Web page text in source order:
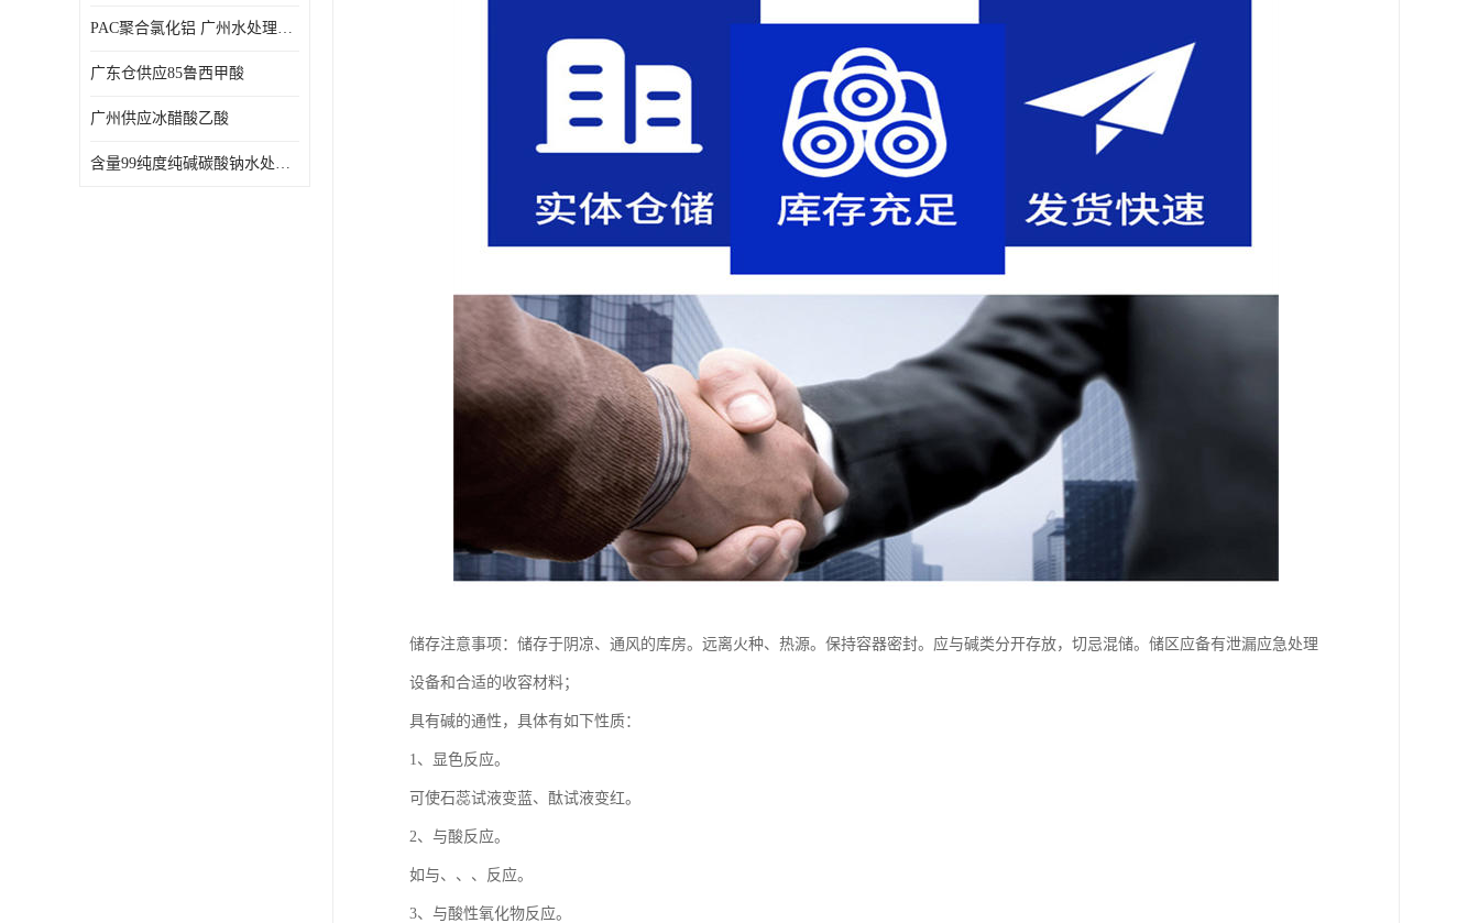
PAC聚合氯化铝 广州水处理药剂聚合氯化铝PAC 工业污水废水城镇生活污水的净化处理
广东仓供应85鲁西甲酸
广州供应冰醋酸乙酸
含量99纯度纯碱碳酸钠水处理剂
储存注意事项：储存于阴凉、通风的库房。远离火种、热源。保持容器密封。应与碱类分开存放，切忌混储。储区应备有泄漏应急处理
设备和合适的收容材料；
具有碱的通性，具体有如下性质：
1、显色反应。
可使石蕊试液变蓝、酞试液变红。
2、与酸反应。
如与、、、反应。
3、与酸性氧化物反应。